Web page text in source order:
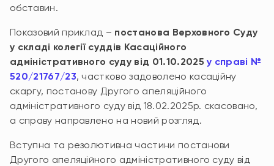
обставин.
Показовий приклад – постанова Верховного Суду
у складі колегії суддів Касаційного
адміністративного суду від 01.10.2025у справі №
520/21767/23, частково задоволено касаційну
скаргу, постанову Другого апеляційного
адміністративного суду від 18.02.2025р. скасовано,
а справу направлено на новий розгляд.
Вступна та резолютивна частини постанови
Другого апеляційного адміністративного суду від